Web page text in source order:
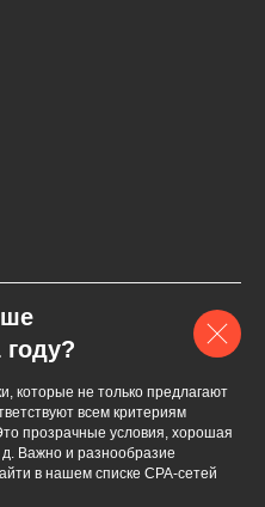
году?
которые не только предлагают
всем критериям
прозрачные условия, хорошая
Важно и разнообразие
в нашем списке СPA-сетей